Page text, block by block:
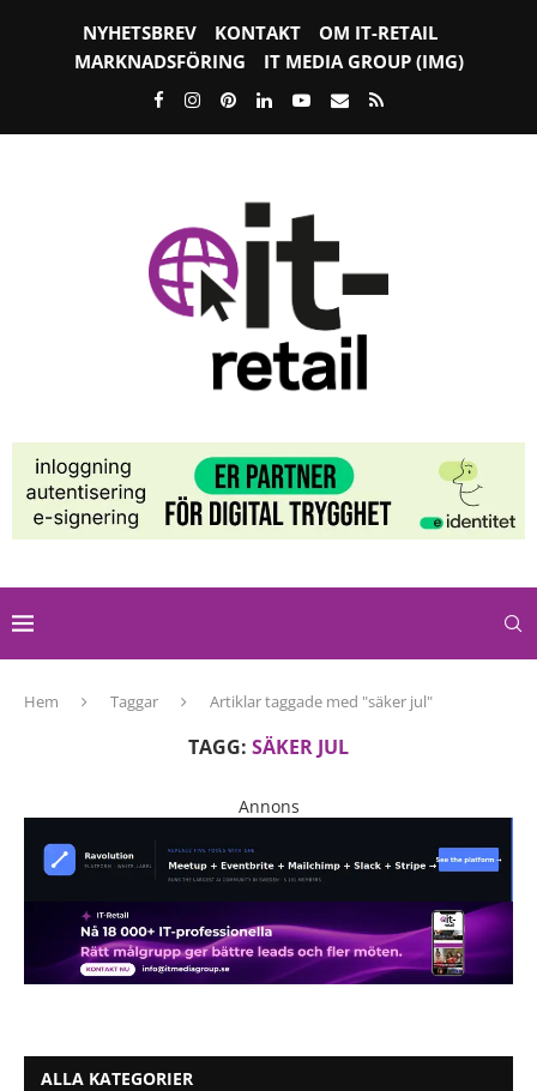
NYHETSBREV KONTAKT
OM IT-RETAIL
MARKNADSFÖRING
IT MEDIA GROUP (IMG)
Hem Taggar Artiklar taggade med "säker jul"
TAGG: SÄKER JUL
Annons
ALLA KATEGORIER